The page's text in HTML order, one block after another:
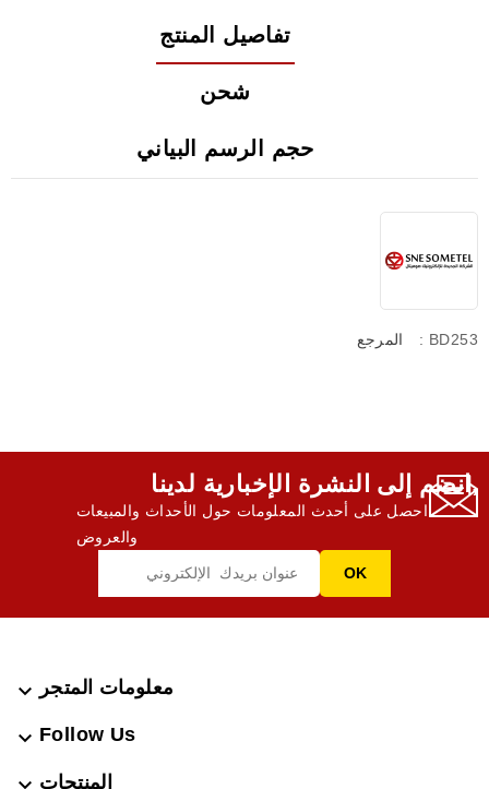
تفاصيل المنتج
شحن
حجم الرسم البياني
المرجع : BD253
انضم إلى النشرة الإخبارية لدينا,
احصل على أحدث المعلومات حول الأحداث والمبيعات
والعروض
معلومات المتجر 
Follow Us

المنتجات